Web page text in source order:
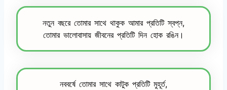
নতুন বছরে তোমার সাথে থাকুক আমার প্রতিটি স্বপ্ন,
তোমার ভালোবাসায় জীবনের প্রতিটি দিন হোক রঙিন।
নববর্ষে তোমার সাথে কাটুক প্রতিটি মুহূর্ত,